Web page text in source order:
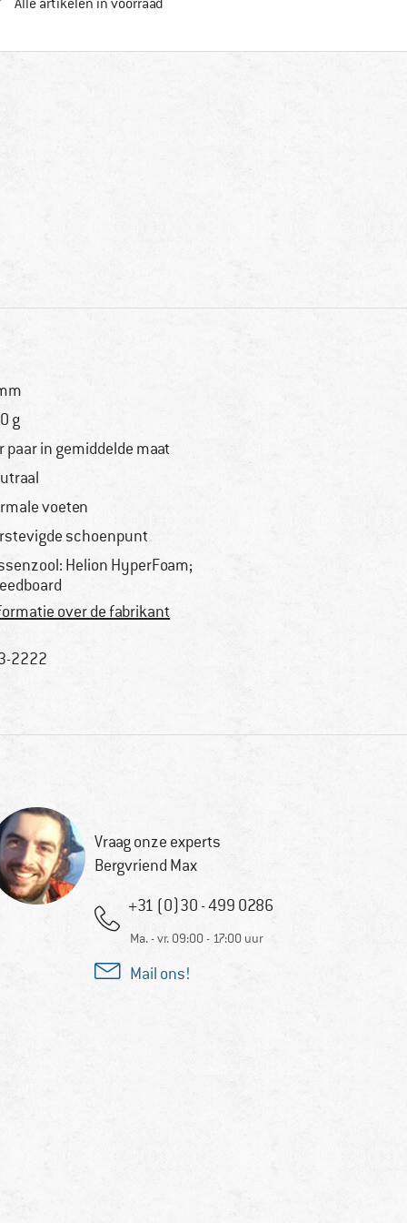
Alle artikelen in voorraad
g
paar in gemiddelde maat
voeten
schoenpunt
Helion HyperFoam;
over de fabrikant
2222
Vraag onze experts
Bergvriend Max
+31 (0)30 - 499 0286
Ma. - vr. 09:00 - 17:00 uur
Mail ons!